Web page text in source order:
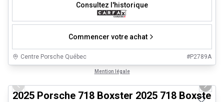
Consultez l'historique
Commencer votre achat
Centre Porsche Québec #P2789A
Mention légale
Véhicules d'occasion certifiés
Previous slide Next
2025 Porsche 718 Boxster 2025 718 Boxster -